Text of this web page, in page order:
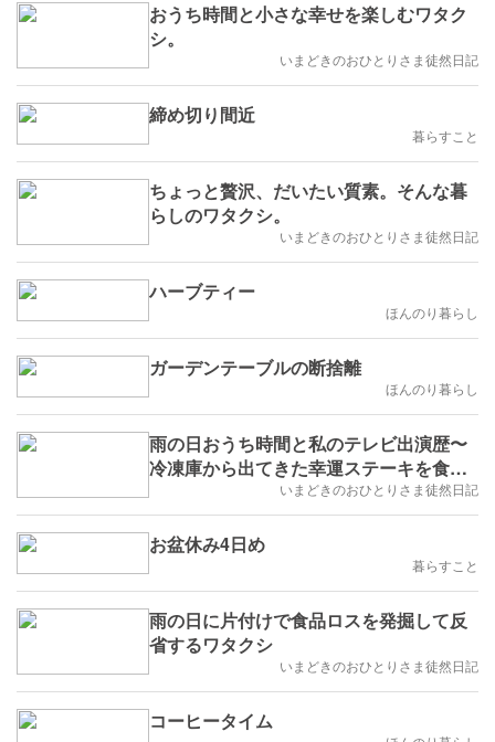
おうち時間と小さな幸せを楽しむワタク
シ。
いまどきのおひとりさま徒然日記
締め切り間近
暮らすこと
ちょっと贅沢、だいたい質素。そんな暮
らしのワタクシ。
いまどきのおひとりさま徒然日記
ハーブティー
ほんのり暮らし
ガーデンテーブルの断捨離
ほんのり暮らし
雨の日おうち時間と私のテレビ出演歴〜
冷凍庫から出てきた幸運ステーキを食べ
いまどきのおひとりさま徒然日記
お盆休み4日め
暮らすこと
雨の日に片付けで食品ロスを発掘して反
省するワタクシ
いまどきのおひとりさま徒然日記
コーヒータイム